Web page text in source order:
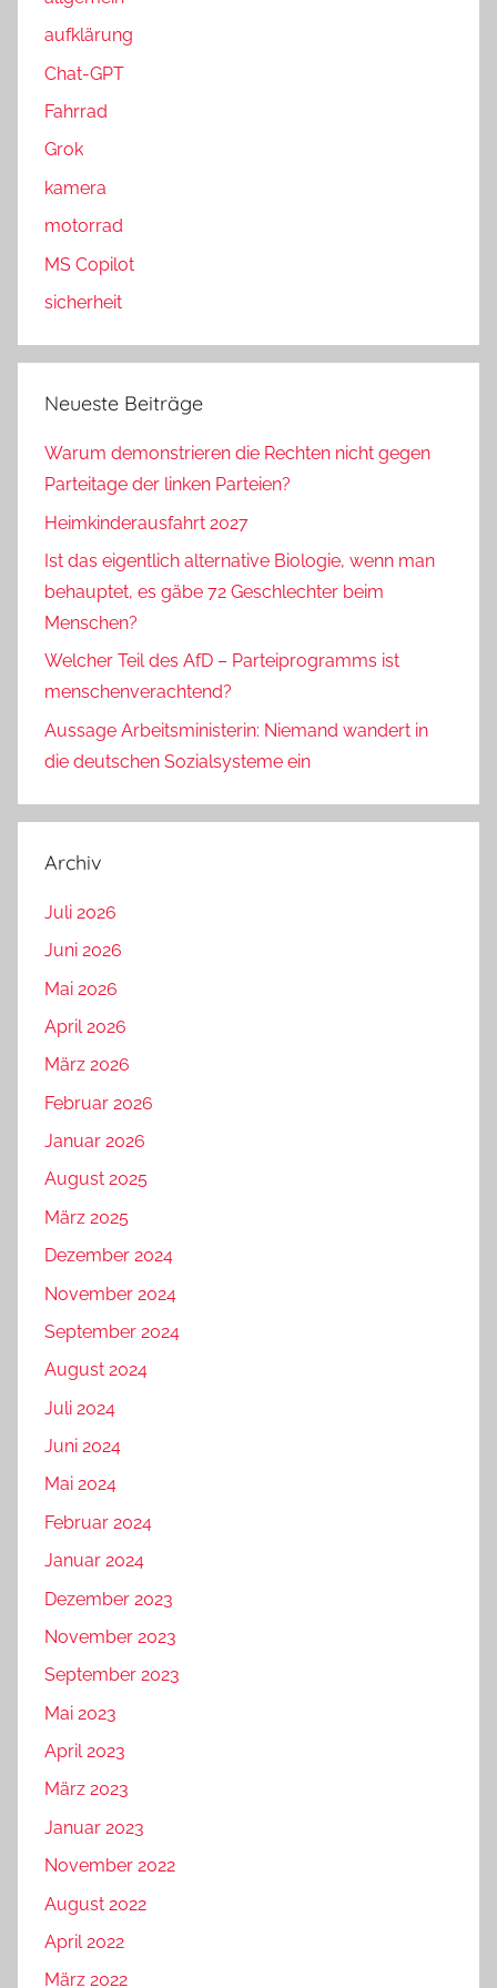
h
aufklärung
Chat-GPT
Fahrrad
Grok
kamera
motorrad
MS Copilot
sicherheit
Neueste Beiträge
Warum demonstrieren die Rechten nicht gegen
Parteitage der linken Parteien?
Heimkinderausfahrt 2027
Ist das eigentlich alternative Biologie, wenn man
behauptet, es gäbe 72 Geschlechter beim
Menschen?
Welcher Teil des AfD – Parteiprogramms ist
menschenverachtend?
Aussage Arbeitsministerin: Niemand wandert in
die deutschen Sozialsysteme ein
Archiv
Juli 2026
Juni 2026
Mai 2026
April 2026
März 2026
Februar 2026
Januar 2026
August 2025
März 2025
Dezember 2024
November 2024
September 2024
August 2024
Juli 2024
Juni 2024
Mai 2024
Februar 2024
Januar 2024
Dezember 2023
November 2023
September 2023
Mai 2023
April 2023
März 2023
Januar 2023
November 2022
August 2022
April 2022
März 2022